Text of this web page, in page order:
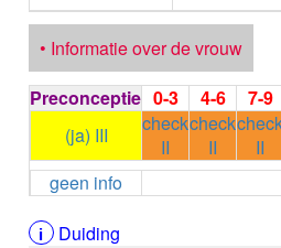
ALBUTREPENONACOG ALFA
Stollingsfactor IX; Factor IX
ALCOHOL
ETHANOL
ALECTINIB
ALEMTUZUMAB
ALENDRONAAT
ALENDRONAAT/VIT D3
ALFA-1-
• Informatie over de vrouw
Preconceptie 0-3 4-6 7-9
(ja) III
check
II
check
II
II
geen info
Duiding